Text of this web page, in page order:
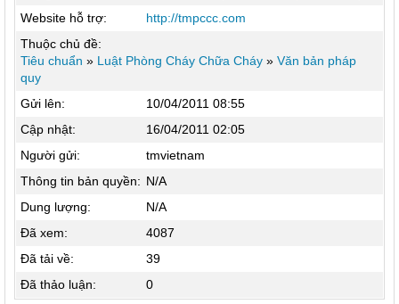
Website hỗ trợ:
http://tmpccc.com
Thuộc chủ đề:
Tiêu chuẩn » Luật Phòng Cháy Chữa Cháy » Văn bản pháp
quy
Gửi lên:
10/04/2011 08:55
Cập nhật:
16/04/2011 02:05
Người gửi:
tmvietnam
Thông tin bản quyền: N/A
Dung lượng:
N/A
Đã xem:
4087
Đã tải về:
39
Đã thảo luận:
0